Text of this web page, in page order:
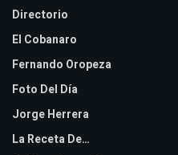
Directorio
El Cobanaro
Fernando Oropeza
Foto Del Día
Jorge Herrera
La Receta De…